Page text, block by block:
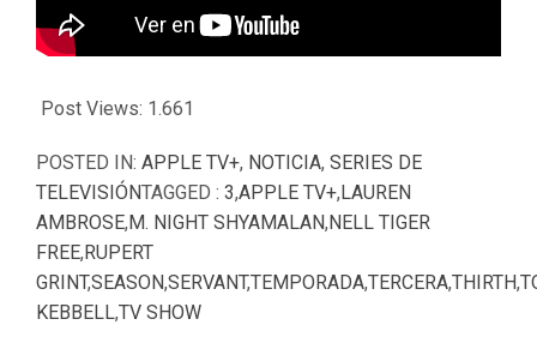
Post Views: 1.661
POSTED IN: APPLE TV+, NOTICIA, SERIES DE
TELEVISIÓNTAGGED : 3,APPLE TV+,LAUREN
AMBROSE,M. NIGHT SHYAMALAN,NELL TIGER
FREE,RUPERT
GRINT,SEASON,SERVANT,TEMPORADA,TERCERA,THIRTH,
KEBBELL,TV SHOW